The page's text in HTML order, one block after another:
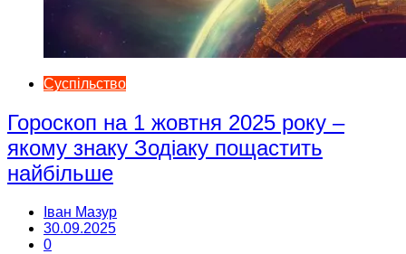
Суспільство
Гороскоп на 1 жовтня 2025 року –
якому знаку Зодіаку пощастить
найбільше
Іван Мазур
30.09.2025
0